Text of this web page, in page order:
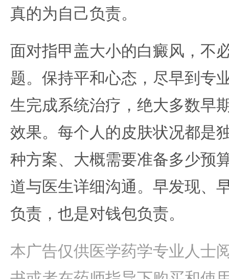
真的为自己负责。
面对指甲盖大小的白癜风，不
题。保持平和心态，尽早到专
生完成系统治疗，绝大多数早
效果。每个人的皮肤状况都是
种方案、大概需要准备多少预
道与医生详细沟通。早发现、
负责，也是对钱包负责。
本广告仅供医学药学专业人士